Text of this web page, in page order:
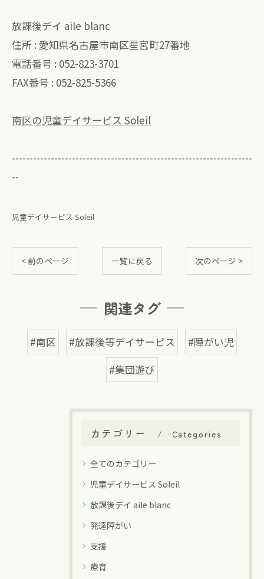
放課後デイ aile blanc
住所 : 愛知県名古屋市南区星宮町27番地
電話番号 : 052-823-3701
FAX番号 : 052-825-5366
南区の児童デイサービス Soleil
--------------------------------------------------------------------
--
児童デイサービス Soleil
< 前のページ 一覧に戻る 次のページ >
関連タグ
#南区 #放課後等デイサービス
#障がい児
#集団遊び
カテゴリー Categories
全てのカテゴリー
児童デイサービス Soleil
放課後デイ aile blanc
発達障がい
支援
療育